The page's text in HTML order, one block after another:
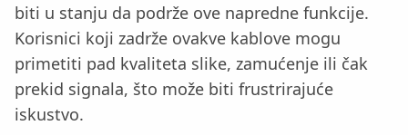
biti u stanju da podrže ove napredne funkcije.
Korisnici koji zadrže ovakve kablove mogu
primetiti pad kvaliteta slike, zamućenje ili čak
prekid signala, što može biti frustrirajuće
iskustvo.